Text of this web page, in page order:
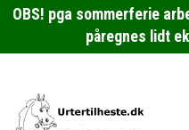
OBS! pga sommerferie
påregnes lidt